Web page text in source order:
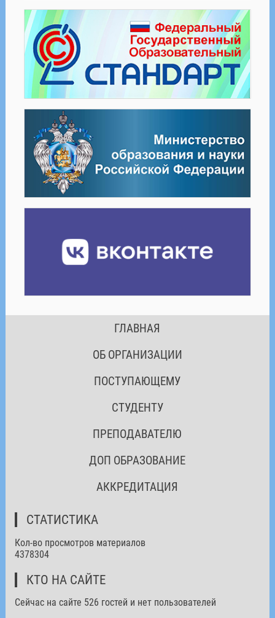
ГЛАВНАЯ
ОБ ОРГАНИЗАЦИИ
ПОСТУПАЮЩЕМУ
СТУДЕНТУ
ПРЕПОДАВАТЕЛЮ
ДОП ОБРАЗОВАНИЕ
АККРЕДИТАЦИЯ
СТАТИСТИКА
Кол-во просмотров материалов
4378304
КТО НА САЙТЕ
Сейчас на сайте 526 гостей и нет пользователей